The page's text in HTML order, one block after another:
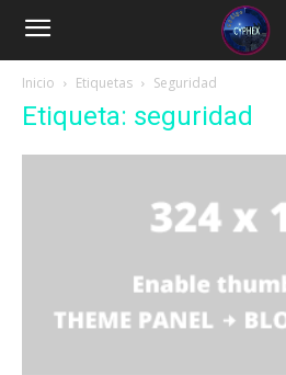
Inicio Etiquetas Seguridad
Etiqueta: seguridad